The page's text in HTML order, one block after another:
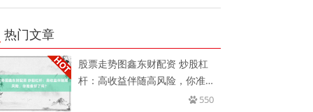
热门文章
股票走势图鑫东财配资 炒股杠
杆：高收益伴随高风险，你准备
550